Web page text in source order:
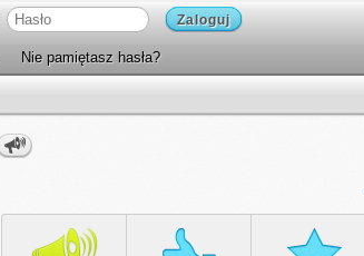
Zaloguj
Nie pamiętasz hasła?